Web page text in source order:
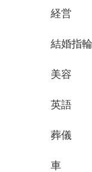
経営
結婚指輪
美容
英語
葬儀
車